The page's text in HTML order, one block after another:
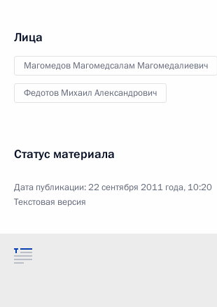
Лица
Магомедов Магомедсалам Магомедалиевич
Федотов Михаил Александрович
Статус материала
Дата публикации:22 сентября 2011 года, 10:20
Текстовая версия